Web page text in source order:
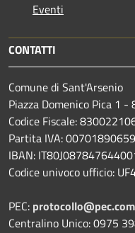
Eventi
CONTATTI
Comune di Sant'Arsenio
Piazza Domenico Pica 1
Codice Fiscale:
Partita IVA: 00701890659
IBAN:
Codice univoco ufficio:
PEC:
Centralino Unico: 0975